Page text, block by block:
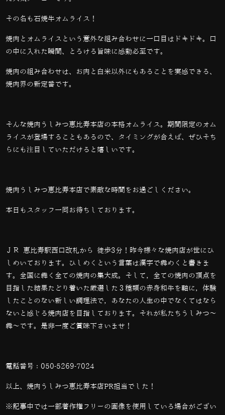
その名も石焼牛オムライス！
焼肉とオムライスという意外な組み合わせに一口目はドキドキ。口
の中に入れた瞬間、とろける旨味に感動必至です。
焼肉の組み合わせは、お肉と白米以外にもあることを実感できる、
焼肉界の新定番です。
そんな焼肉うしみつ恵比寿本店の本格オムライス。期間限定のオム
ライスが登場することもあるので、タイミングが合えば、ぜひそち
らにも注目していただけると嬉しいです。
焼肉うしみつ恵比寿本店で素敵な時間をお過ごしください。
本日もスタッフ一同お待ちしております。
ＪＲ 恵比寿駅西口改札から 徒歩3分！昨今様々な焼肉店が世にひ
しめいております。ひしめくという言葉は漢字で犇めくと書きま
す。全国に犇く全ての焼肉の集大成。そして，全ての焼肉の頂点を
目指した結果たどり着いた厳選した３種類の赤身和牛を軸に，体験
したことのない新しい調理法で，あなたの人生の中でなくてはなら
ないと感じる焼肉店を目指しております。それが私たちうしみつ～
犇～です。是非一度ご賞味下さいませ！
電話番号： 050-5269-7024
以上、焼肉うしみつ恵比寿本店PR担当でした！
※記事中では一部著作権フリーの画像を使用している場合がござい